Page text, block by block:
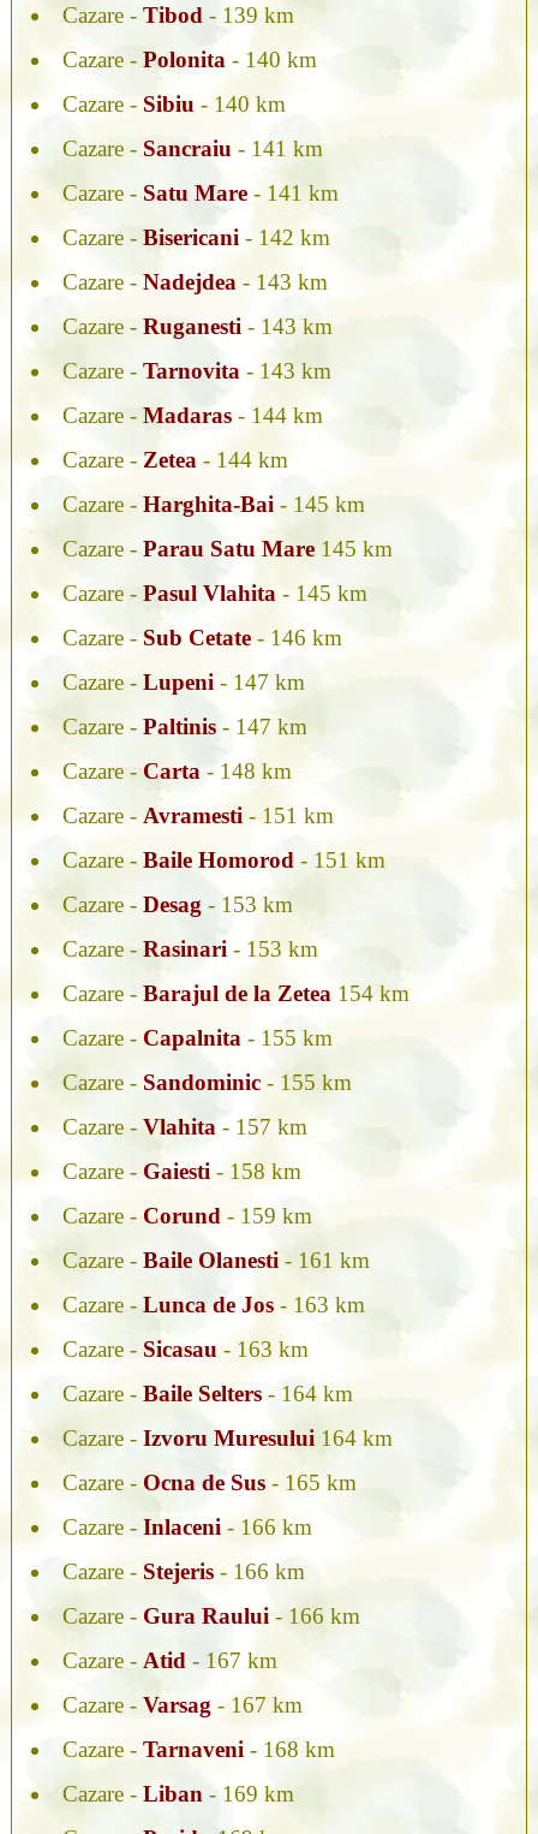
Cazare - Tibod - 139 km
Cazare - Polonita - 140 km
Cazare - Sibiu - 140 km
Cazare - Sancraiu - 141 km
Cazare - Satu Mare- 141 km
Cazare - Bisericani - 142 km
Cazare - Nadejdea - 143 km
Cazare - Ruganesti - 143 km
Cazare - Tarnovita - 143 km
Cazare - Madaras- 144 km
Cazare - Zetea - 144 km
Cazare - Harghita-Bai - 145 km
Cazare - Parau Satu Mare145 km
Cazare - Pasul Vlahita - 145 km
Cazare - Sub Cetate- 146 km
Cazare - Lupeni - 147 km
Cazare - Paltinis- 147 km
Cazare - Carta - 148 km
Cazare - Avramesti - 151 km
Cazare - Baile Homorod - 151 km
Cazare - Desag - 153 km
Cazare - Rasinari - 153 km
Cazare - Barajul de la Zetea 154 km
Cazare - Capalnita - 155 km
Cazare - Sandominic- 155 km
Cazare - Vlahita - 157 km
Cazare - Gaiesti - 158 km
Cazare - Corund - 159 km
Cazare - Baile Olanesti- 161 km
Cazare - Lunca de Jos- 163 km
Cazare - Sicasau - 163 km
Cazare - Baile Selters- 164 km
Cazare - Izvoru Muresului 164 km
Cazare - Ocna de Sus- 165 km
Cazare - Inlaceni - 166 km
Cazare - Stejeris- 166 km
Cazare - Gura Raului - 166 km
Cazare - Atid - 167 km
Cazare - Varsag - 167 km
Cazare - Tarnaveni - 168 km
Cazare - Liban - 169 km